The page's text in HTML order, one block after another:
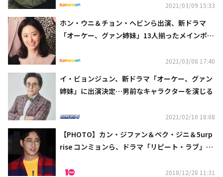
2021/03/09 15:33
ホン・ウニ＆チョン・ヘビンら出演、新ドラマ
「オーケー、グァン姉妹」13人揃ったメインポス
2021/03/08 17:40
イ・ビョンジュン、新ドラマ「オーケー、グァン
姉妹」に出演決定…男前なキャラクターを演じる
2021/02/10 18:08
【PHOTO】カン・ジファン＆ペク・ジニ＆5urp
rise コンミョンら、ドラマ「リピート・ラブ」打
2018/12/28 11:31